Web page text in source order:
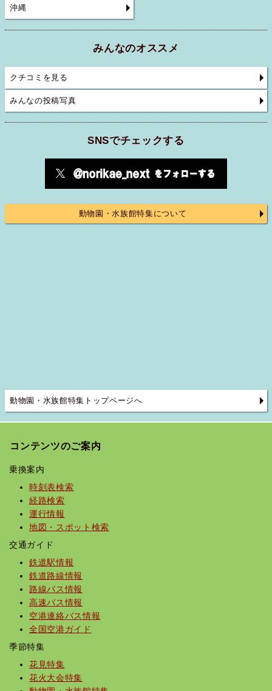
沖縄
みんなのオススメ
クチコミを見る
みんなの投稿写真
SNSでチェックする
動物園・水族館特集について
動物園・水族館特集トップページへ
コンテンツのご案内
乗換案内
時刻表検索
経路検索
運行情報
地図・スポット検索
交通ガイド
鉄道駅情報
鉄道路線情報
路線バス情報
高速バス情報
空港連絡バス情報
全国空港ガイド
季節特集
花見特集
花火大会特集